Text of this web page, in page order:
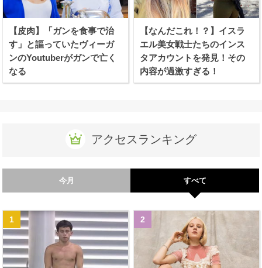
【皮肉】「ガンを食事で治
す」と謳っていたヴィーガ
ンのYoutuberがガンで亡く
なる
【なんだこれ！？】イスラ
エル美女戦士たちのインス
タアカウントを発見！その
内容が過激すぎる！
アクセスランキング
今月 すべて